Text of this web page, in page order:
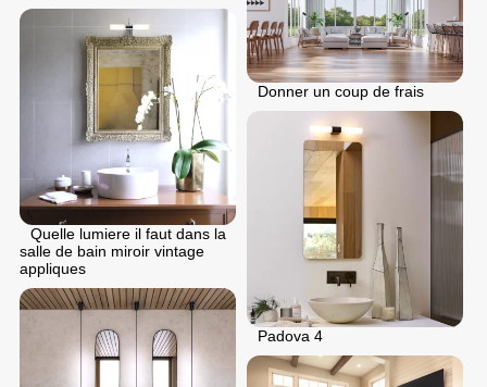
Donner un coup de frais
Quelle lumiere il faut dans la
salle de bain miroir vintage
appliques
Padova 4